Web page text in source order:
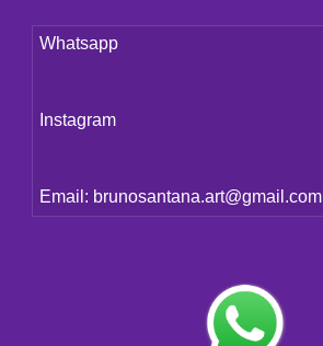
Whatsapp
Instagram
Email: brunosantana.art@gmail.com